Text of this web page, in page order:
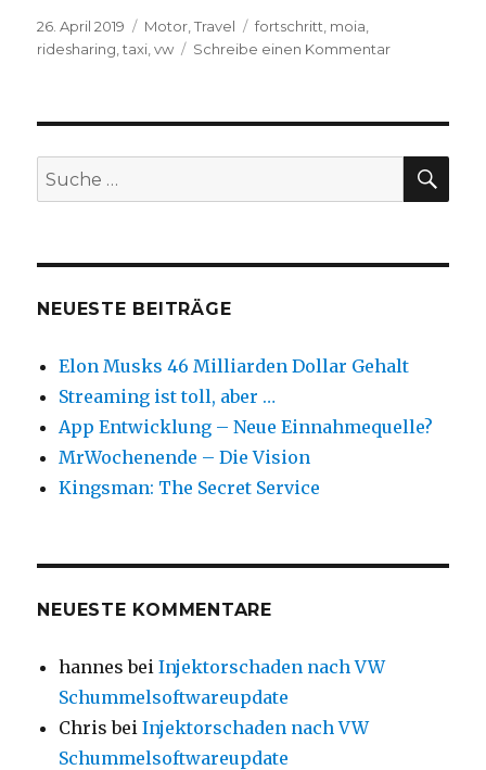
Veröffentlicht
am
26. April 2019 Kategorien
Motor ,Travel Schlagwörter
fortschritt moia
ridesharing ,taxi ,vw Schreibe einen Kommentar
endlich
Suche
nach:
NEUESTE BEITRÄGE
Elon Musks 46 Milliarden Dollar Gehalt
Streaming ist toll, aber …
App Entwicklung – Neue Einnahmequelle?
MrWochenende – Die Vision
Kingsman: The Secret Service
NEUESTE KOMMENTARE
hannes beiInjektorschaden nach VW
Schummelsoftwareupdate
Chris beiInjektorschaden nach VW
Schummelsoftwareupdate